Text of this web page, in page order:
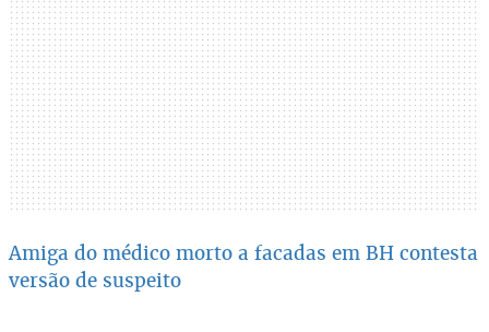
Amiga do médico morto a facadas em BH contesta
versão de suspeito